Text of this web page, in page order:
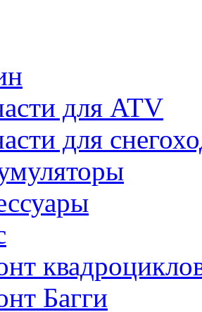
для ATV
для
Багги